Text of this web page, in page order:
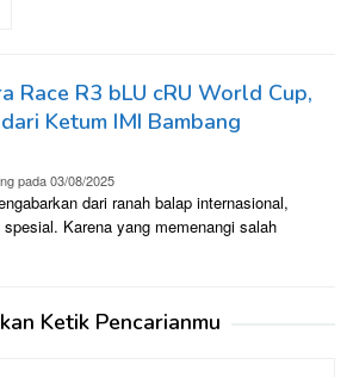
Race R3 bLU cRU World Cup,
Ketum IMI Bambang
pada03/08/2025
dari ranah balap internasional,
Karena yang memenangi salah
Ketik Pencarianmu